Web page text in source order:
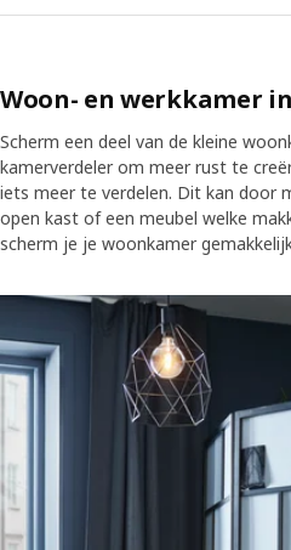
Woon- en werkkamer
Scherm een deel van de kleine
kamerverdeler om meer rust te
iets meer te verdelen. Dit kan door
open kast of een meubel welke
scherm je je woonkamer